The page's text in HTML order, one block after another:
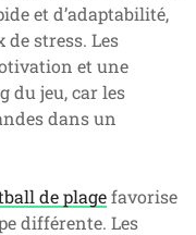
et d’adaptabilité,
stress. Les
et une
du jeu, car les
dans un
de plagefavorise
différente. Les